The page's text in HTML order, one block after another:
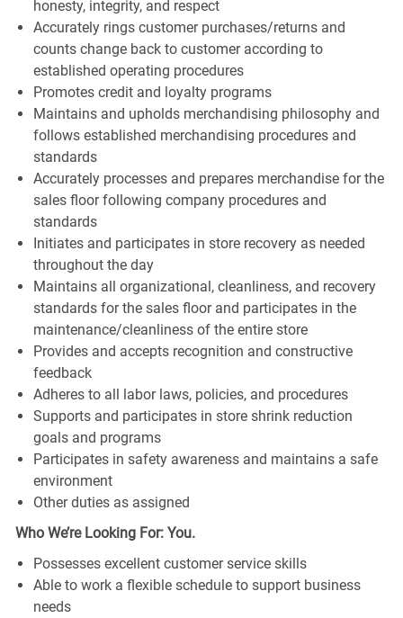
honesty, integrity, and respect
Accurately rings customer purchases/returns and
counts change back to customer according to
established operating procedures
Promotes credit and loyalty programs
Maintains and upholds merchandising philosophy and
follows established merchandising procedures and
standards
Accurately processes and prepares merchandise for the
sales floor following company procedures and
standards
Initiates and participates in store recovery as needed
throughout the day
Maintains all organizational, cleanliness, and recovery
standards for the sales floor and participates in the
maintenance/cleanliness of the entire store
Provides and accepts recognition and constructive
feedback
Adheres to all labor laws, policies, and procedures
Supports and participates in store shrink reduction
goals and programs
Participates in safety awareness and maintains a safe
environment
Other duties as assigned
Who We’re Looking For: You.
Possesses excellent customer service skills
Able to work a flexible schedule to support business
needs